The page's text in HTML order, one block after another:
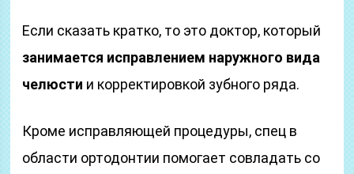
Если сказать кратко, то это доктор, который
занимается исправлением наружного вида
челюсти и корректировкой зубного ряда.
Кроме исправляющей процедуры, спец в
области ортодонтии помогает совладать со